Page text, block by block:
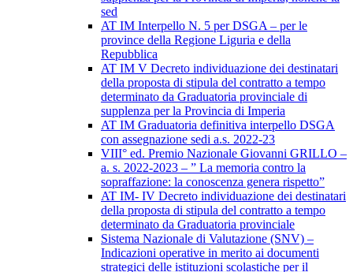
sed
AT IM Interpello N. 5 per DSGA – per le
province della Regione Liguria e della
Repubblica
AT IM V Decreto individuazione dei destinatari
della proposta di stipula del contratto a tempo
determinato da Graduatoria provinciale di
supplenza per la Provincia di Imperia
AT IM Graduatoria definitiva interpello DSGA
con assegnazione sedi a.s. 2022-23
VIII° ed. Premio Nazionale Giovanni GRILLO –
a. s. 2022-2023 – ” La memoria contro la
sopraffazione: la conoscenza genera rispetto”
AT IM- IV Decreto individuazione dei destinatari
della proposta di stipula del contratto a tempo
determinato da Graduatoria provinciale
Sistema Nazionale di Valutazione (SNV) –
Indicazioni operative in merito ai documenti
strategici delle istituzioni scolastiche per il